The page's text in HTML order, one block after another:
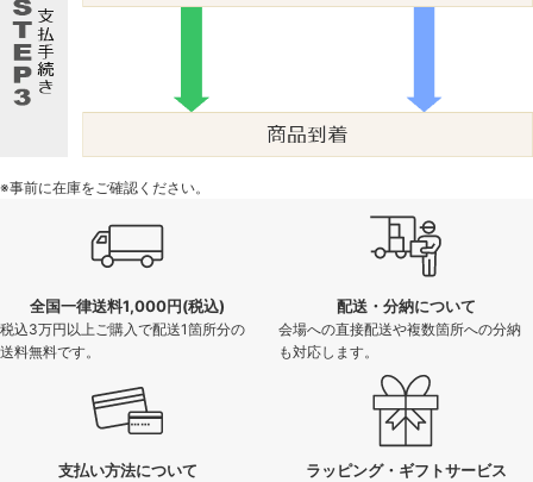
※事前に在庫をご確認ください。
全国一律送料1,000円(税込)
税込3万円以上ご購入で配送1箇所分の
送料無料です。
配送・分納について
会場への直接配送や複数箇所への分納
も対応します。
支払い方法について ラッピング・ギフトサービス